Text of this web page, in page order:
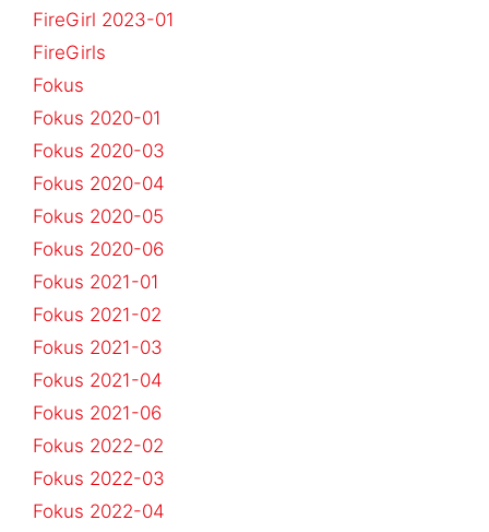
FireGirl 2023-01
FireGirls
Fokus
Fokus 2020-01
Fokus 2020-03
Fokus 2020-04
Fokus 2020-05
Fokus 2020-06
Fokus 2021-01
Fokus 2021-02
Fokus 2021-03
Fokus 2021-04
Fokus 2021-06
Fokus 2022-02
Fokus 2022-03
Fokus 2022-04